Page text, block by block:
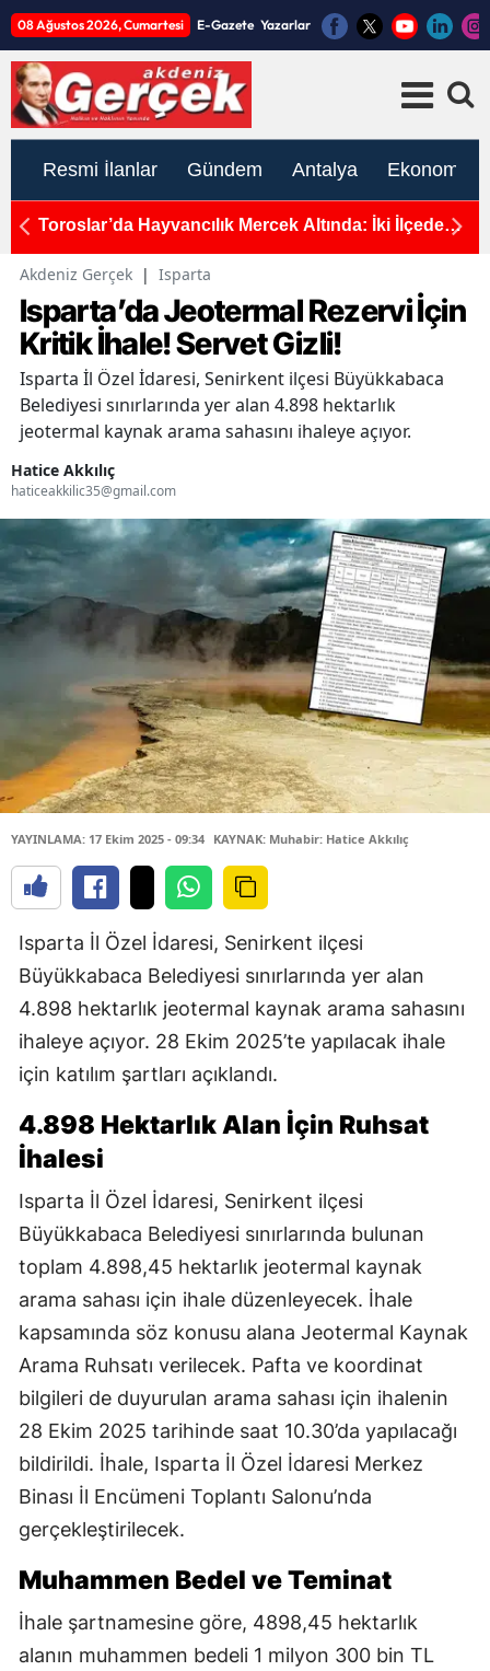
08 Ağustos 2026, Cumartesi E-Gazete Yazarlar
Resmi İlanlar Gündem Antalya Ekonomi
Toroslar’da Hayvancılık Mercek Altında: İki İlçede
Akdeniz Gerçek | Isparta
Isparta’da Jeotermal Rezervi İçin
Kritik İhale! Servet Gizli!
Isparta İl Özel İdaresi, Senirkent ilçesi Büyükkabaca
Belediyesi sınırlarında yer alan 4.898 hektarlık
jeotermal kaynak arama sahasını ihaleye açıyor.
Hatice Akkılıç
haticeakkilic35@gmail.com
YAYINLAMA: 17 Ekim 2025 - 09:34 KAYNAK: Muhabir: Hatice Akkılıç
Isparta İl Özel İdaresi, Senirkent ilçesi
Büyükkabaca Belediyesi sınırlarında yer alan
4.898 hektarlık jeotermal kaynak arama sahasını
ihaleye açıyor. 28 Ekim 2025’te yapılacak ihale
için katılım şartları açıklandı.
4.898 Hektarlık Alan İçin Ruhsat
İhalesi
Isparta İl Özel İdaresi, Senirkent ilçesi
Büyükkabaca Belediyesi sınırlarında bulunan
toplam 4.898,45 hektarlık jeotermal kaynak
arama sahası için ihale düzenleyecek. İhale
kapsamında söz konusu alana Jeotermal Kaynak
Arama Ruhsatı verilecek. Pafta ve koordinat
bilgileri de duyurulan arama sahası için ihalenin
28 Ekim 2025 tarihinde saat 10.30’da yapılacağı
bildirildi. İhale, Isparta İl Özel İdaresi Merkez
Binası İl Encümeni Toplantı Salonu’nda
gerçekleştirilecek.
Muhammen Bedel ve Teminat
İhale şartnamesine göre, 4898,45 hektarlık
alanın muhammen bedeli 1 milyon 300 bin TL